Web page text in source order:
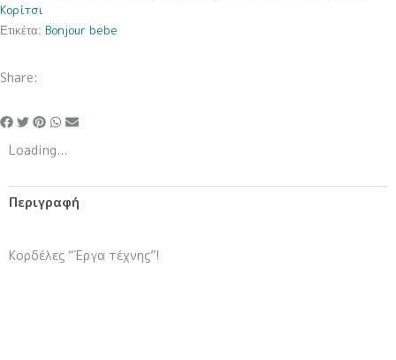
Κορίτσι
Ετικέτα: Bonjour bebe
Share:
Loading...
Περιγραφή
Κορδέλες “Έργα τέχνης”!